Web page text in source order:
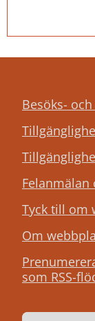
Besöks-
Felanmälan
Tyck till om
Om
som RSS-